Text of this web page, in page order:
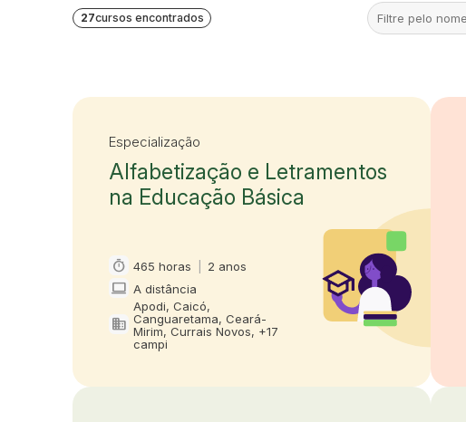
27cursos encontrados
Especialização
Alfabetização e Letramentos
na Educação Básica
timer
Carga horária e duração
465 horas 2 anos
computer
Modalidade
A distância
domain
Oferta em
Apodi, Caicó,
Canguaretama, Ceará-
Mirim, Currais Novos, +17
campi